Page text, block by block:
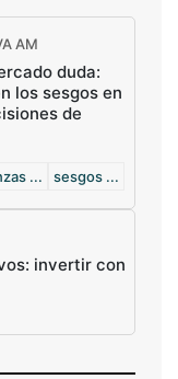
AM
duda:
los sesgos en
de
... sesgos ...
invertir con